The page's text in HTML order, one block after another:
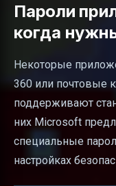
Пароли
когда
Некоторые
360 или почтовые
поддерживают
них Microsoft
специальные
настройках